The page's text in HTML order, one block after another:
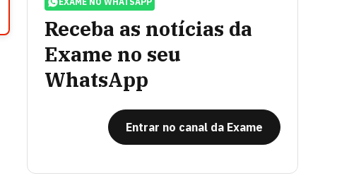
Receba as notícias da
Exame no seu
WhatsApp
Entrar no canal da Exame